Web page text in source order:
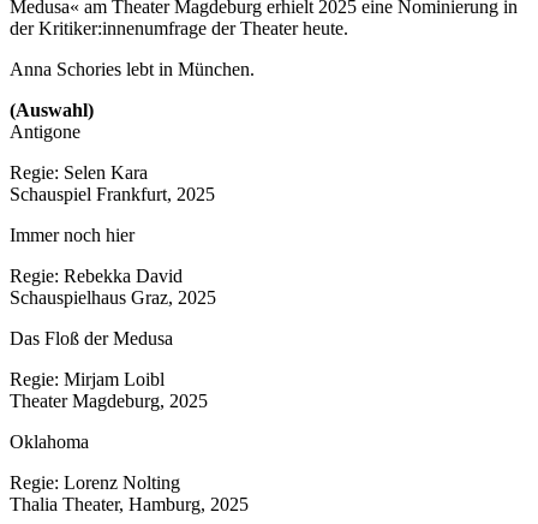
Medusa« am Theater Magdeburg erhielt 2025 eine Nominierung in
der Kritiker:innenumfrage der Theater heute.
Anna Schories lebt in München.
(Auswahl)
Antigone
Regie: Selen Kara
Schauspiel Frankfurt, 2025
Immer noch hier
Regie: Rebekka David
Schauspielhaus Graz, 2025
Das Floß der Medusa
Regie: Mirjam Loibl
Theater Magdeburg, 2025
Oklahoma
Regie: Lorenz Nolting
Thalia Theater, Hamburg, 2025